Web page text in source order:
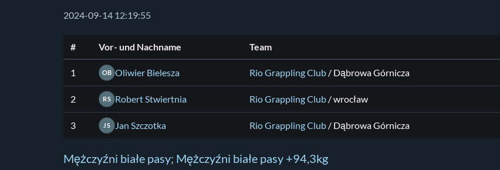
2024-09-14 12:19:55
# Vor- und Nachname Team
1 OB Oliwier Bielesza Rio Grappling Club / Dąbrowa Górnicza
2 RS Robert Stwiertnia Rio Grappling Club / wrocław
3 JS Jan Szczotka Rio Grappling Club / Dąbrowa Górnicza
Mężczyźni białe pasy; Mężczyźni białe pasy +94,3kg